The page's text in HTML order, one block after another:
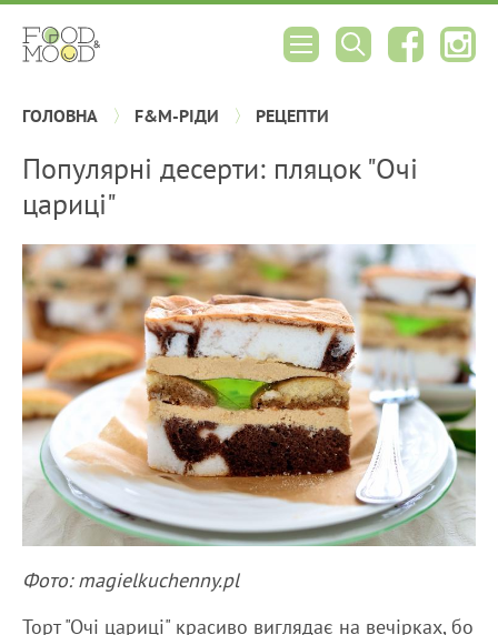
ГОЛОВНА F&M-РІДИ РЕЦЕПТИ
Популярні десерти: пляцок "Очі
цариці"
Фото: magielkuchenny.pl
Торт "Очі цариці" красиво виглядає на вечірках, бо